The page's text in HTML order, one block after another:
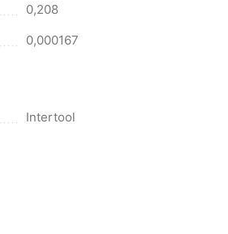
0,208
0,000167
Intertool